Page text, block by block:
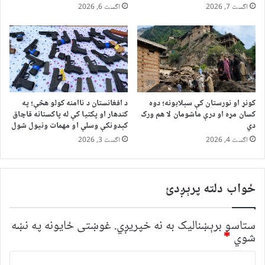
اگست 7, 2026 اگست 6, 2026
کونړ او نورستان کې سېلابونه؛ دوه
کسان مړه او درې ماشومان لا هم ورک
دي
اگست 4, 2026
د افغانستان د ناامنه کولو هڅې؛ په
کندهار او پکتیا کې له پاکستانه قاچاق
کېدونکې وسلې او مهمات ونیول شول
اگست 3, 2026
ځواب دلته پرېږدئ
ستاسو برېښناليک به نه خپريږي. غوښتى ځایونه په نښه
شوي *